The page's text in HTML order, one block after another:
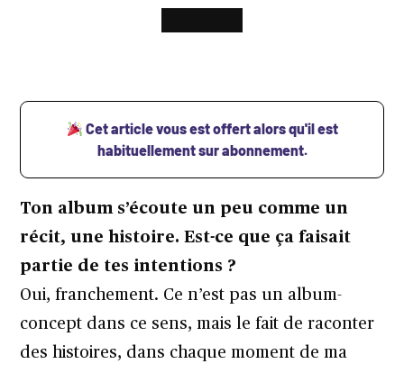
Cet article vous est offert alors qu'il est
habituellement sur abonnement.
Ton album s’écoute un peu comme un
récit, une histoire. Est-ce que ça faisait
partie de tes intentions ?
Oui, franchement. Ce n’est pas un album-
concept dans ce sens, mais le fait de raconter
des histoires, dans chaque moment de ma